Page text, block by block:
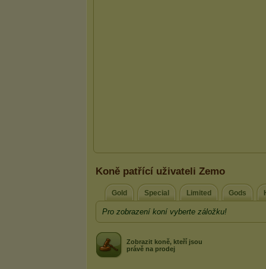
Koně patřící uživateli Zemo
Gold Special Limited Gods
Pro zobrazení koní vyberte záložku!
Zobrazit koně, kteří jsou
právě na prodej